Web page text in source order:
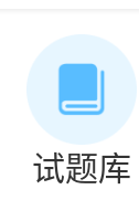
试题库